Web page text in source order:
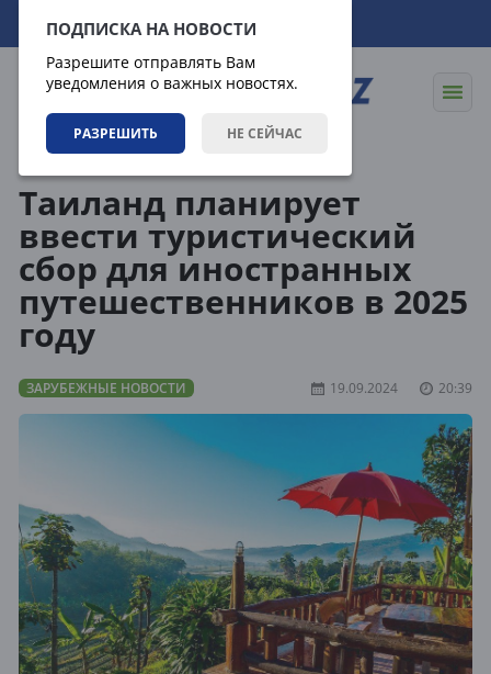
ПОДПИСКА НА НОВОСТИ
Разрешите отправлять Вам
уведомления о важных новостях.
РАЗРЕШИТЬ НЕ СЕЙЧАС
09.08.2026 13:42:17
Таиланд планирует
ввести туристический
сбор для иностранных
путешественников в 2025
году
ЗАРУБЕЖНЫЕ НОВОСТИ 19.09.2024 20:39